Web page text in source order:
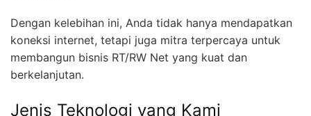
Dengan kelebihan ini, Anda tidak hanya mendapatkan
koneksi internet, tetapi juga mitra terpercaya untuk
membangun bisnis RT/RW Net yang kuat dan
berkelanjutan.
Jenis Teknologi yang Kami